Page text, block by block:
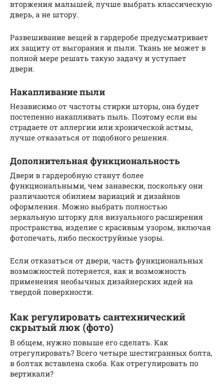
вторжения малышей, лучше выбрать классическую
дверь, а не штору.
Развешивание вещей в гардеробе предусматривает
их защиту от выгорания и пыли. Ткань не может в
полной мере решать такую задачу и уступает
двери.
Накапливание пыли
Независимо от частоты стирки шторы, она будет
постепенно накапливать пыль. Поэтому если вы
страдаете от аллергии или хронической астмы,
лучше отказаться от подобного решения.
Дополнительная функциональность
Двери в гардеробную станут более
функциональными, чем занавески, поскольку они
различаются обилием вариаций и дизайнов
оформления. Можно выбрать полностью
зеркальную шторку для визуального расширения
пространства, изделие с красивым узором, включая
фотопечать, либо пескоструйные узоры.
Если отказаться от двери, часть функциональных
возможностей потеряется, как и возможность
применения необычных дизайнерских идей на
твердой поверхности.
Как регулировать сантехнический
скрытый люк (фото)
В общем, нужно повыше его сделать. Как
отрегулировать? Всего четыре шестигранных болта,
в болтах вставлена скоба. Как отрегулировать по
вертикали?